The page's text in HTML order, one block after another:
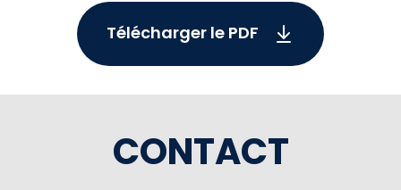
Télécharger le PDF
CONTACT